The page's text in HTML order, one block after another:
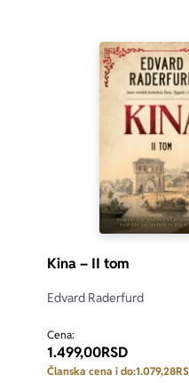
Kina – II tom
Edvard Raderfurd
Cena:
1.499,00RSD
Članska cena i do:1.079,28